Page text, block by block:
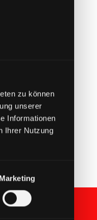
zu können
unserer
Informationen
Ihrer Nutzung
Marketing
MiCAR-
Erlaubnis